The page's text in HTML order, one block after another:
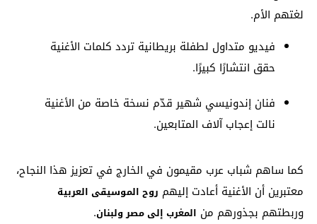
لغتهم الأم.
فيديو متداول لطفلة بريطانية تردد كلمات الأغنية
حقق انتشارًا كبيرًا.
فنان إندونيسي شهير قدّم نسخة خاصة من الأغنية
نالت إعجاب آلاف المتابعين.
كما ساهم شباب عرب مقيمون في الخارج في تعزيز هذا النجاح،
معتبرين أن الأغنية أعادت إليهم روح الموسيقى العربية
وربطتهم بجذورهم من المغرب إلى مصر ولبنان.